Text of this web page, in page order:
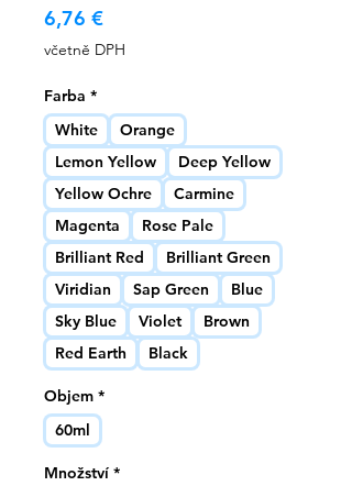
6,76 €Cena
včetně DPH
Farba *
White
Orange
Lemon Yellow
Deep Yellow
Yellow Ochre
Carmine
Magenta
Rose Pale
Brilliant Red
Brilliant Green
Viridian
Sap Green
Blue
Sky Blue
Violet
Brown
Red Earth
Black
Objem *
60ml
Množství *